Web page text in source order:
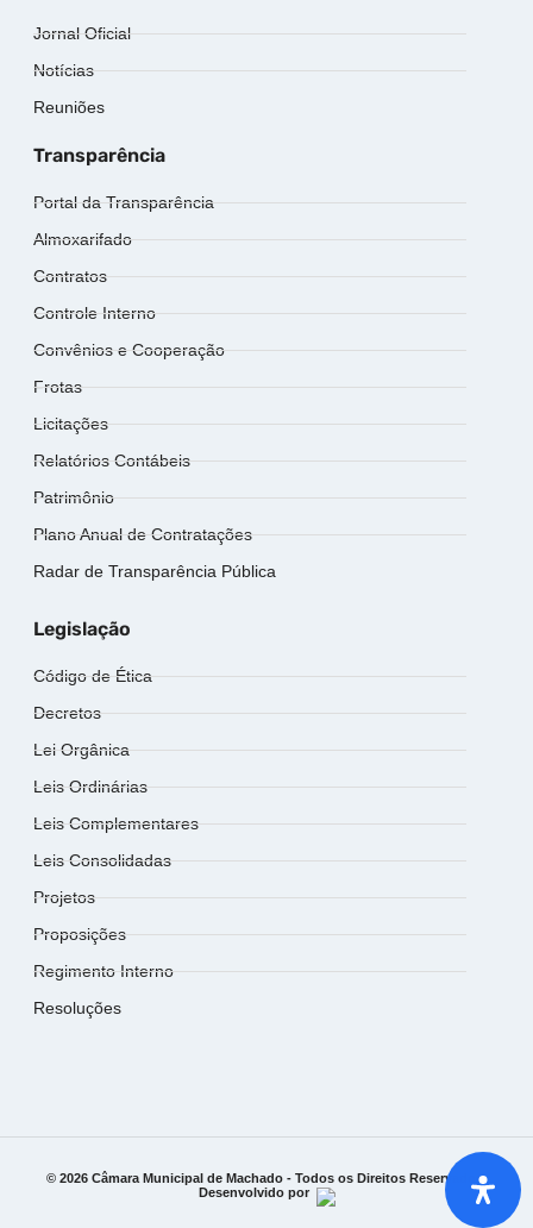
Jornal Oficial
Notícias
Reuniões
Transparência
Portal da Transparência
Almoxarifado
Contratos
Controle Interno
Convênios e Cooperação
Frotas
Licitações
Relatórios Contábeis
Patrimônio
Plano Anual de Contratações
Radar de Transparência Pública
Legislação
Código de Ética
Decretos
Lei Orgânica
Leis Ordinárias
Leis Complementares
Leis Consolidadas
Projetos
Proposições
Regimento Interno
Resoluções
© 2026 Câmara Municipal de Machado - Todos os Direitos Reservados.
Desenvolvido por